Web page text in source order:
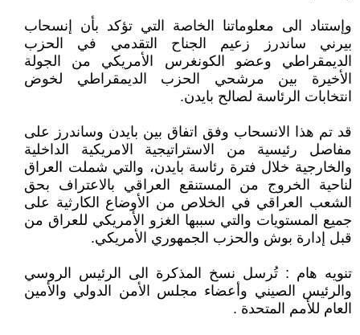
وإستناد الى معلوماتنا الخاصة التي تؤكد بأن إنسحاب
بيرني ساندرز زعيم الجناح التقدمي في الحزب
الديمقراطي وعضو الكونغرس الأمريكي من الجولة
الأخيرة بين مرشحي الحزب الديمقراطي لخوض
انتخابات الرئاسة لصالح بايدن.
قد تم هذا الانسحاب وفق اتفاق بين بايدن وساندرز على
مفاصل رئيسية من الاستراتيجية الامريكية الداخلية
والخارجية خلال فترة رئاسة بايدن، والتي شملت العراق
لناحية الخروج من المستنقع العراقي بالاعتراف بحق
الشعب العراقي في الخلاص من الأوضاع الكارثية على
جميع المستويات والتي سببها الغزو الأمريكي للعراق من
قبل إدارة بوش والحزب الجمهوري الأمريكي.
تنويه هام : تُرسل نسخ المذكرة الى الرئيس الروسي
والرئيس الصيني وأعضاء مجلس الأمن الدولي والأمين
العام للأمم المتحدة .